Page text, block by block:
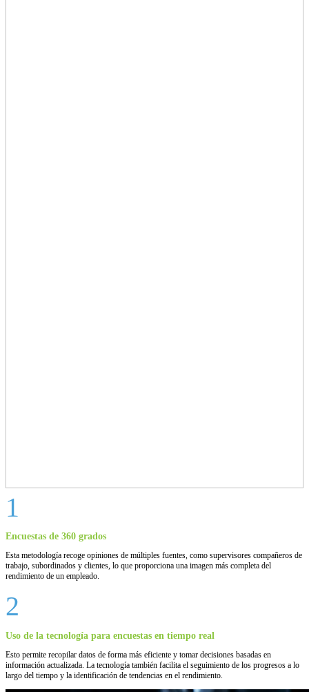
1
Encuestas de 360 grados
Esta metodología recoge opiniones de múltiples fuentes, como supervisores compañeros de
trabajo, subordinados y clientes, lo que proporciona una imagen más completa del
rendimiento de un empleado.
2
Uso de la tecnología para encuestas en tiempo real
Esto permite recopilar datos de forma más eficiente y tomar decisiones basadas en
información actualizada. La tecnología también facilita el seguimiento de los progresos a lo
largo del tiempo y la identificación de tendencias en el rendimiento.